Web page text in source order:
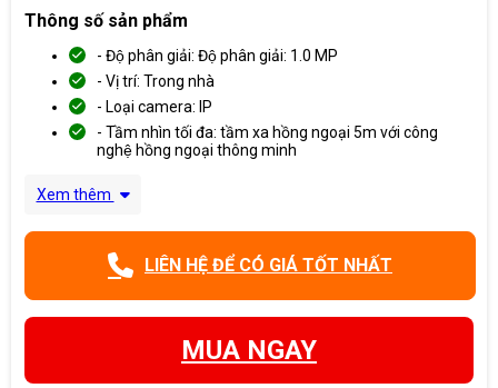
Thông số sản phẩm
- Độ phân giải: Độ phân giải: 1.0 MP
- Vị trí: Trong nhà
- Loại camera: IP
- Tầm nhìn tối đa: tầm xa hồng ngoại 5m với công
nghệ hồng ngoại thông minh
Xem thêm
LIÊN HỆ ĐỂ CÓ GIÁ TỐT NHẤT
MUA NGAY